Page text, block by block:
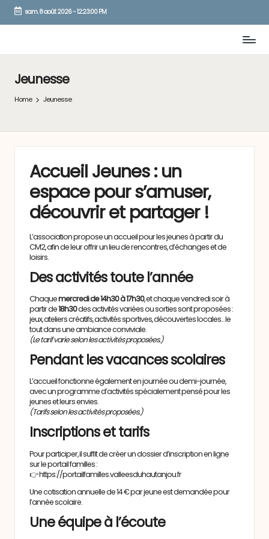
Skip
sam. 8 août 2026-12:23:00 PM
Jeunesse
Home Jeunesse
Accueil Jeunes : un
espace pour s’amuser,
découvrir et partager !
L’association propose un accueil pour les jeunes à partir du
CM2, afin de leur offrir un lieu de rencontres, d’échanges et de
loisirs.
Des activités toute l’année
Chaquemercredi de 14h30 à 17h30, et chaque vendredi soir à
partir de18h30des activités variées ou sorties sont proposées :
jeux, ateliers créatifs, activités sportives, découvertes locales… le
tout dans une ambiance conviviale.
(Le tarif varie selon les activités proposées.)
Pendant les vacances scolaires
L’accueil fonctionne également en journée ou demi-journée,
avec un programme d’activités spécialement pensé pour les
jeunes et leurs envies.
(Tarifs selon les activités proposées.)
Inscriptions et tarifs
Pour participer, il suffit de créer un dossier d’inscription en ligne
sur le portail familles :
👉https://portailfamilles.valleesduhautanjou.fr
Une cotisation annuelle de 14 € par jeune est demandée pour
l’année scolaire.
Une équipe à l’écoute